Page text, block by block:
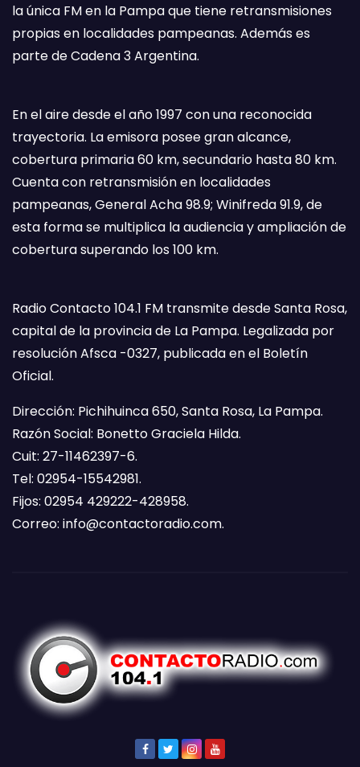
la única FM en la Pampa que tiene retransmisiones
propias en localidades pampeanas. Además es
parte de Cadena 3 Argentina.
En el aire desde el año 1997 con una reconocida
trayectoria. La emisora posee gran alcance,
cobertura primaria 60 km, secundario hasta 80 km.
Cuenta con retransmisión en localidades
pampeanas, General Acha 98.9; Winifreda 91.9, de
esta forma se multiplica la audiencia y ampliación de
cobertura superando los 100 km.
Radio Contacto 104.1 FM transmite desde Santa Rosa,
capital de la provincia de La Pampa. Legalizada por
resolución Afsca -0327, publicada en el Boletín
Oficial.
Dirección: Pichihuinca 650, Santa Rosa, La Pampa.
Razón Social: Bonetto Graciela Hilda.
Cuit: 27-11462397-6.
Tel: 02954-15542981.
Fijos: 02954 429222-428958.
Correo: info@contactoradio.com.